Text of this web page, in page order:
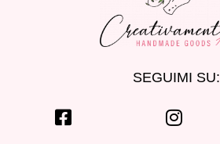
SEGUIMI SU: